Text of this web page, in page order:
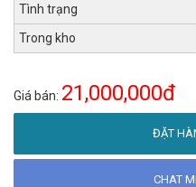
Tình trạng
Trong kho
Giá bán: 21,000,000đ
ĐẶT
CHAT